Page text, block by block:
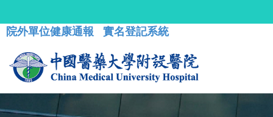
院外單位健康通報 實名登記系統